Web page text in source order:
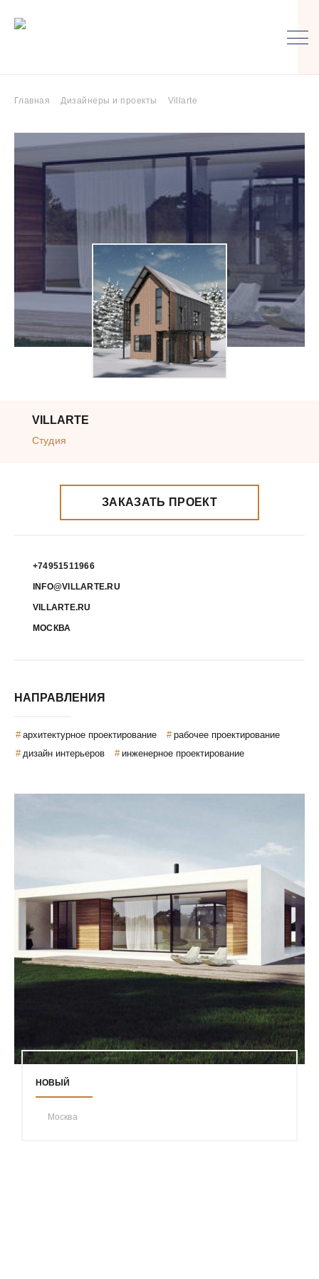
Главная Дизайнеры и проекты Villarte
VILLARTE
Студия
ЗАКАЗАТЬ ПРОЕКТ
+74951511966
INFO@VILLARTE.RU
VILLARTE.RU
МОСКВА
НАПРАВЛЕНИЯ
архитектурное проектирование
рабочее проектирование
дизайн интерьеров
инженерное проектирование
НОВЫЙ
Москва